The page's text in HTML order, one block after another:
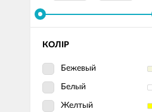
КОЛІР
Бежевый
Белый
Желтый